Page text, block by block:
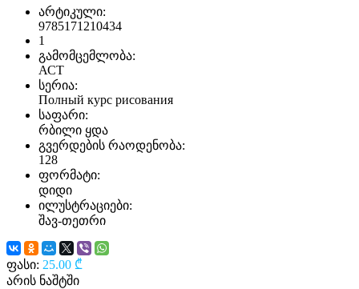
არტიკული:
9785171210434
1
გამომცემლობა:
АСТ
სერია:
Полный курс рисования
საფარი:
რბილი ყდა
გვერდების რაოდენობა:
128
ფორმატი:
დიდი
ილუსტრაციები:
შავ-თეთრი
ფასი: 25.00 ₾
არის ნაშტში